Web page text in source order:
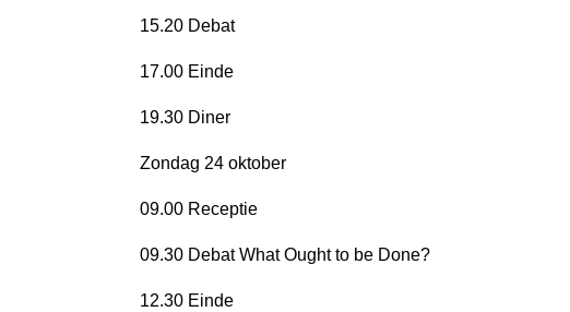
15.20 Debat
17.00 Einde
19.30 Diner
Zondag 24 oktober
09.00 Receptie
09.30 Debat What Ought to be Done?
12.30 Einde